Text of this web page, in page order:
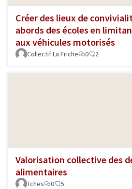
Créer des lieux de
abords des écoles en
aux véhicules motorisés
Collectif La Friche 0 2
Valorisation collective des
alimentaires
Tches 0 5